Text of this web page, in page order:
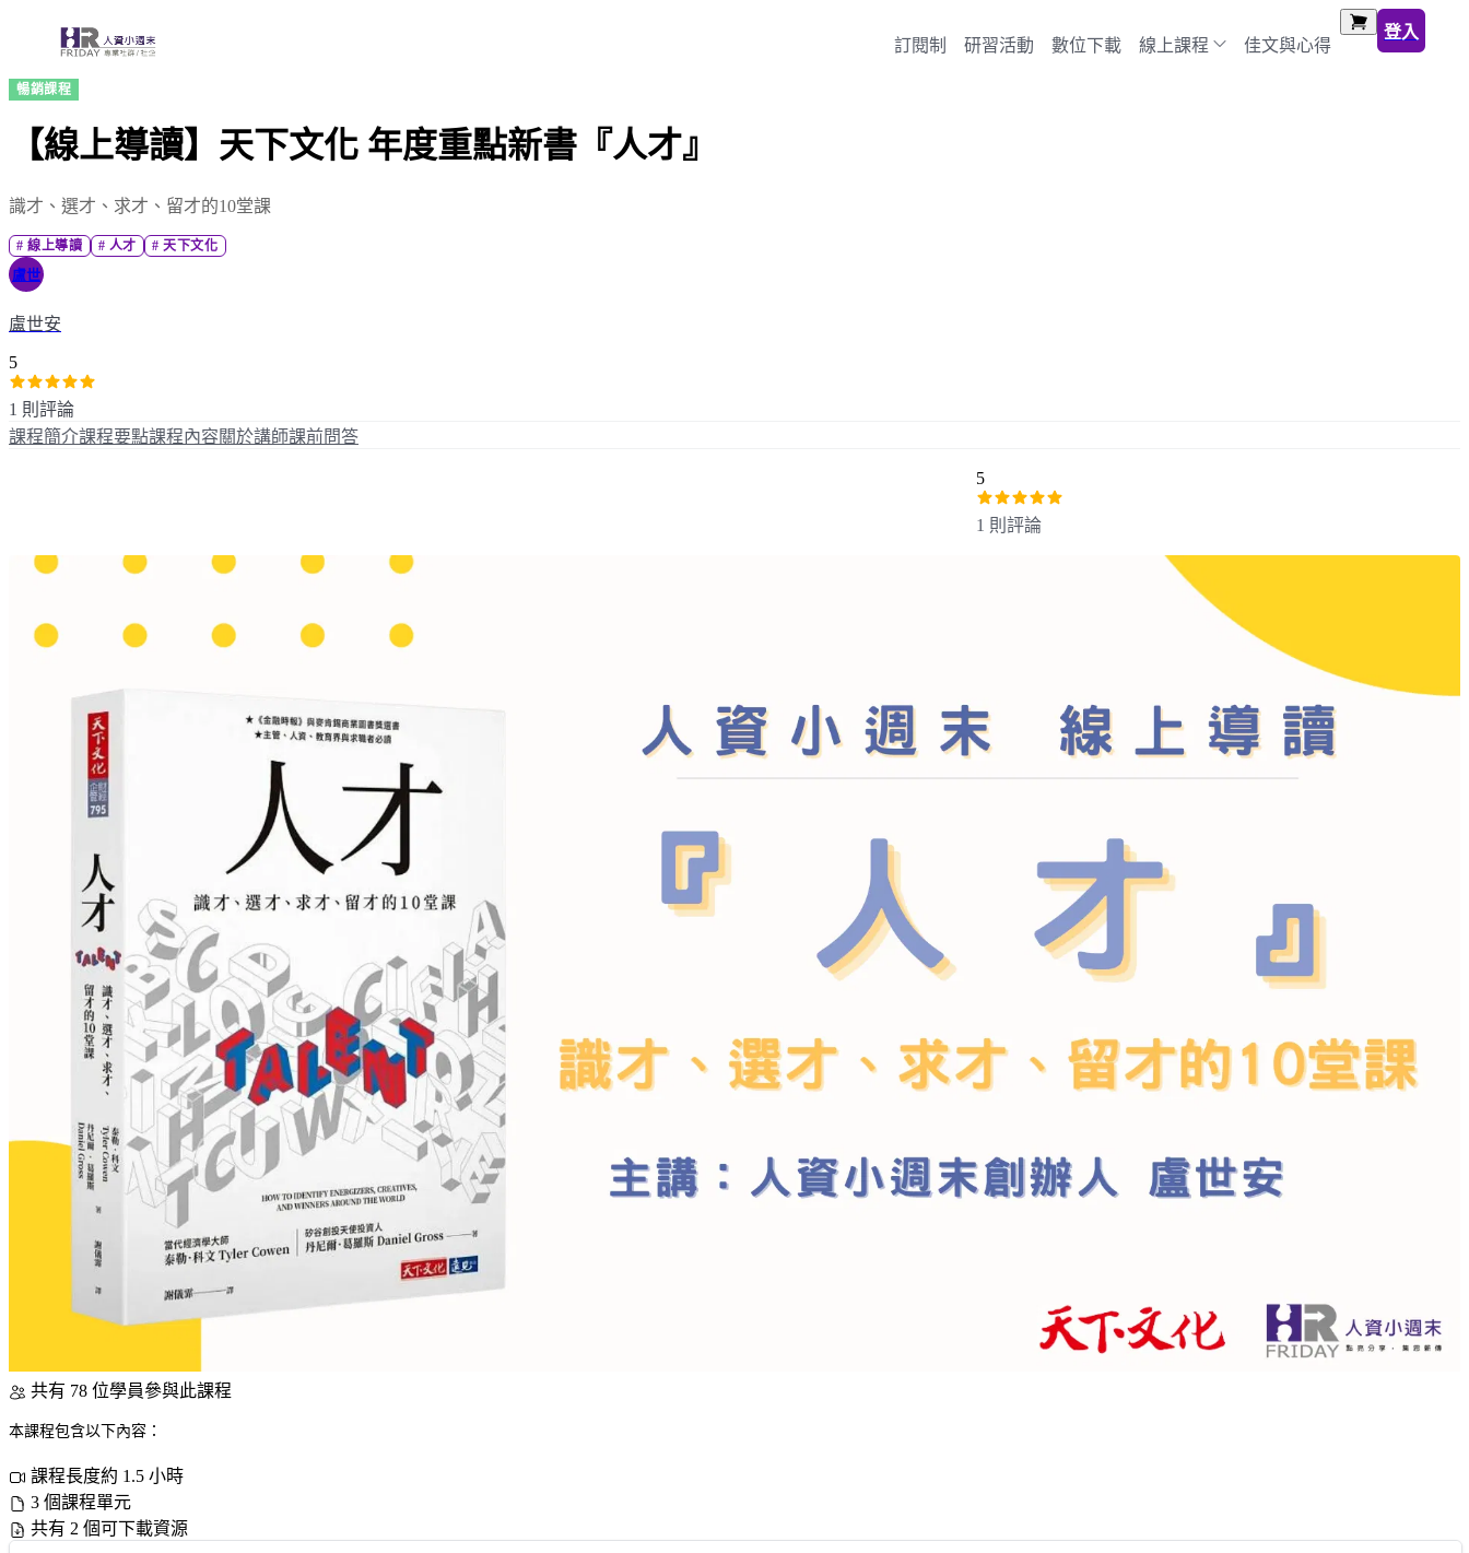
訂閱制 研習活動 數位下載 線上課程 佳文與心得
登入
暢銷課程
【線上導讀】天下文化 年度重點新書『人才』
識才、選才、求才、留才的10堂課
#線上導讀 # 人才 #天下文化
盧世
盧世安
5
1 則評論
課程簡介課程要點課程內容關於講師課前問答
5
1 則評論
共有 78 位學員參與此課程
本課程包含以下內容：
課程長度約 1.5 小時
3 個課程單元
共有 2 個可下載資源